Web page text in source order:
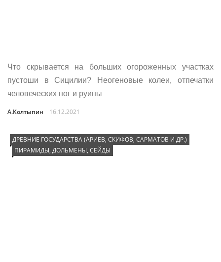
Что скрывается на больших огороженных участках
пустоши в Сицилии? Неогеновые колеи, отпечатки
человеческих ног и руины
А.Колтыпин 16.12.2021
ДРЕВНИЕ ГОСУДАРСТВА (АРИЕВ, СКИФОВ, САРМАТОВ И ДР.)
ПИРАМИДЫ, ДОЛЬМЕНЫ, СЕЙДЫ